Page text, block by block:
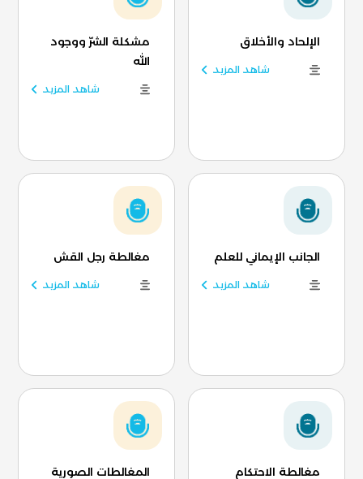
الإلحاد والأخلاق
شاهد المزيد
مشكلة الشرّ ووجود
الله
شاهد المزيد
الجانب الإيماني للعلم
شاهد المزيد
مغالطة رجل القش
شاهد المزيد
مغالطة الاحتكام
المغالطات الصورية